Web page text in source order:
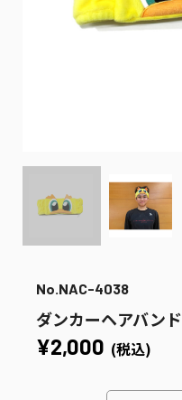
No.NAC-4038
ダンカーヘアバンド
¥2,000 (税込)